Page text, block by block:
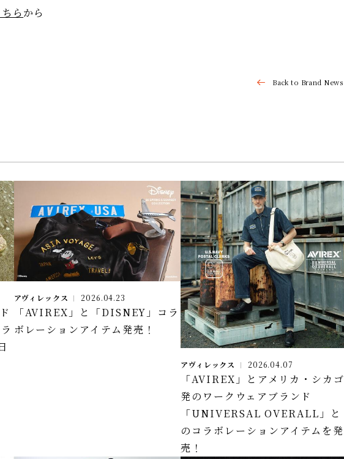
ちら から
Back to Brand News
アヴィレックス 2026.04.23
「AVIREX」と「DISNEY」コラ
ボレーションアイテム発売！
アヴィレックス 2026.04.07
「AVIREX」とアメリカ・シカゴ
発のワークウェアブランド
「UNIVERSAL OVERALL」と
のコラボレーションアイテムを発
売！